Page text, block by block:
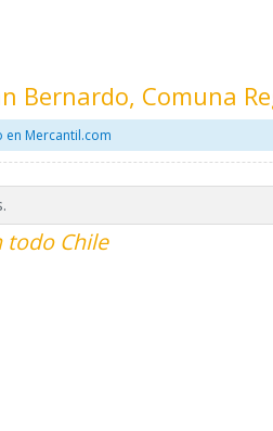
Bernardo, Comuna
en Mercantil.com
todo Chile